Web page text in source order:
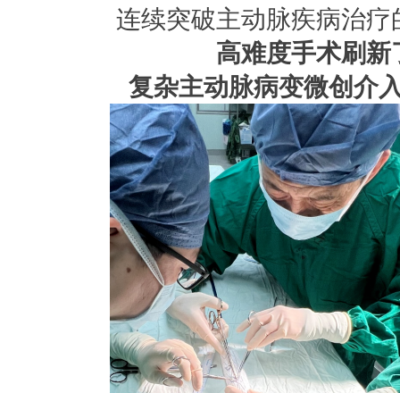
连续突破主动脉疾病治疗
高难度手术刷新
复杂主动脉病变微创介